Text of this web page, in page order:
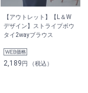
【アウトレット】【L＆W
デザイン】ストライプボウ
タイ2wayブラウス
2,189円 （税込）